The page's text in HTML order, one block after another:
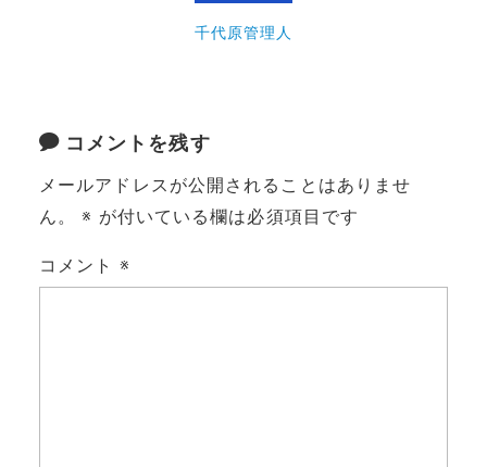
千代原管理人
コメントを残す
メールアドレスが公開されることはありませ
ん。
※ が付いている欄は必須項目です
コメント ※